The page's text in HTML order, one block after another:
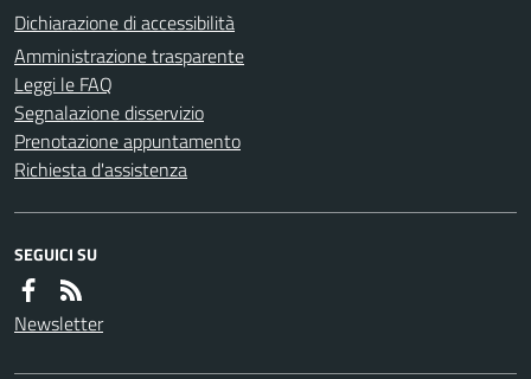
Dichiarazione di accessibilità
Amministrazione trasparente
Leggi le FAQ
Segnalazione disservizio
Prenotazione appuntamento
Richiesta d'assistenza
SEGUICI SU
Newsletter